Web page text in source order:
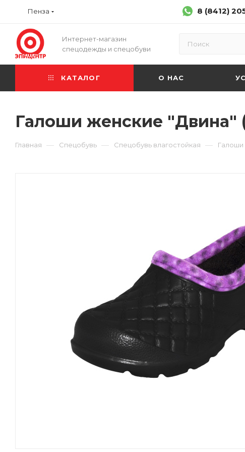
Пенза 8 (8412)
Интернет-магазин
спецодежды и спецобуви
КАТАЛОГ О НАС
Галоши женские "Двина"
Главная — Спецобувь — Спецобувь влагостойкая —